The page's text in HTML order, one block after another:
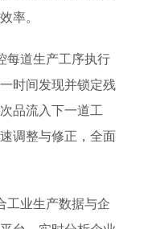
率。
每道生产工序执行
时间发现并锁定残
品流入下一道工
调整与修正，全面
工业生产数据与企